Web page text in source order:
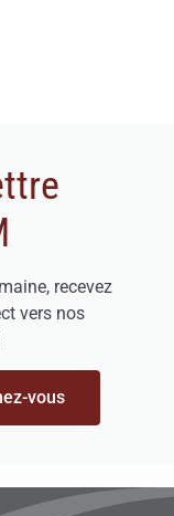
recevez
vers nos
vous